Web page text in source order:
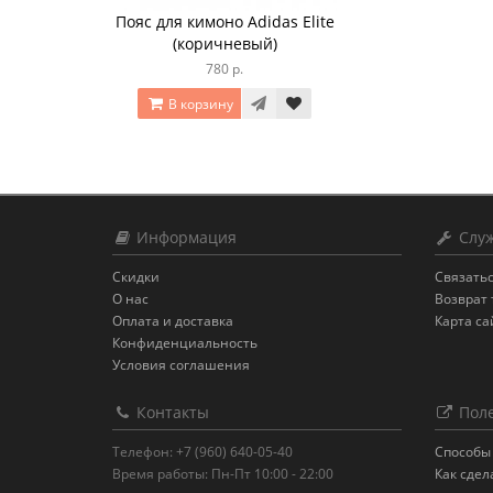
Пояс для кимоно Adidas Elite
(коричневый)
780 р.
В корзину
Информация
Скидки
О нас
Оплата и доставка
Конфиденциальность
Условия соглашения
Возврат
Карта
Контакты
Телефон: +7 (960) 640-05-40
Время работы: Пн-Пт 10:00 - 22:00
Способы
Как